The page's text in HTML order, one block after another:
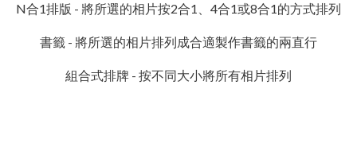
N合1排版 - 將所選的相片按2合1、4合1或8合1的方式排列
書籤 - 將所選的相片排列成合適製作書籤的兩直行
組合式排牌 - 按不同大小將所有相片排列